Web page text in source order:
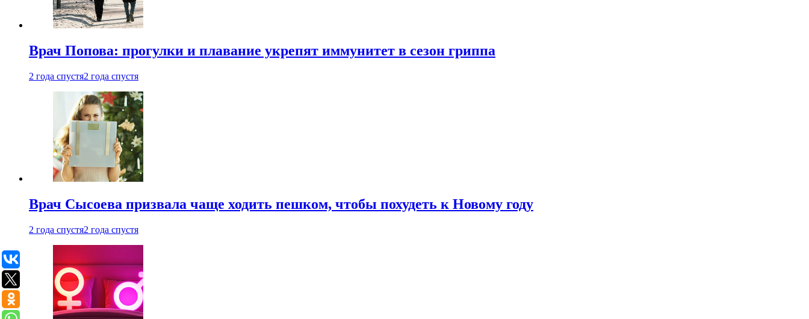
Врач Попова: прогулки и плавание укрепят иммунитет в сезон гриппа
2 года спустя2 года спустя
Врач Сысоева призвала чаще ходить пешком, чтобы похудеть к Новому году
2 года спустя2 года спустя